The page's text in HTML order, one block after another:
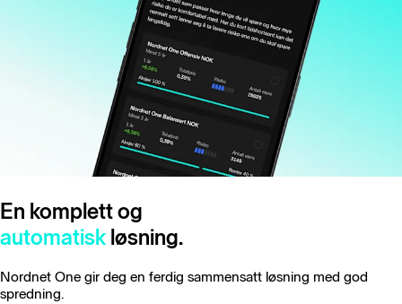
En komplett og
automatisk løsning.
Nordnet One gir deg en ferdig sammensatt løsning med god
spredning.